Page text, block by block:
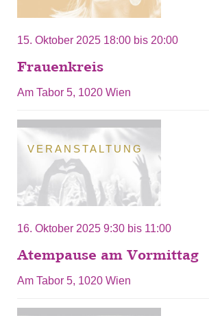
15. Oktober 2025 18:00 bis 20:00
Frauenkreis
Am Tabor 5, 1020 Wien
VERANSTALTUNG
16. Oktober 2025 9:30 bis 11:00
Atempause am Vormittag
Am Tabor 5, 1020 Wien